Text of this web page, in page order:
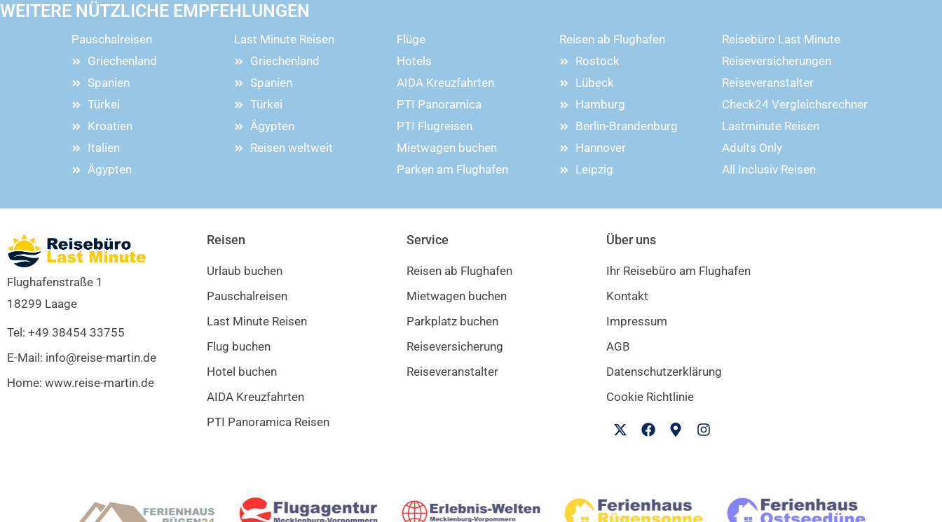
WEITERE NÜTZLICHE EMPFEHLUNGEN
Pauschalreisen
Griechenland
Spanien
Türkei
Kroatien
Italien
Ägypten
Last Minute Reisen
Griechenland
Spanien
Türkei
Ägypten
Reisen weltweit
Flüge
Hotels
AIDA Kreuzfahrten
PTI Panoramica
PTI Flugreisen
Mietwagen buchen
Parken am Flughafen
Reisen ab Flughafen
Rostock
Lübeck
Hamburg
Berlin-Brandenburg
Hannover
Leipzig
Reisebüro Last Minute
Reiseversicherungen
Reiseveranstalter
Check24 Vergleichsrechner
Lastminute Reisen
Adults Only
All Inclusiv Reisen
Flughafenstraße 1
18299 Laage
Tel: +49 38454 33755
E-Mail: info@reise-martin.de
Home: www.reise-martin.de
Reisen
Urlaub buchen
Pauschalreisen
Last Minute Reisen
Flug buchen
Hotel buchen
AIDA Kreuzfahrten
PTI Panoramica Reisen
Service
Reisen ab Flughafen
Mietwagen buchen
Parkplatz buchen
Reiseversicherung
Reiseveranstalter
Über uns
Ihr Reisebüro am Flughafen
Kontakt
Impressum
AGB
Datenschutzerklärung
Cookie Richtlinie